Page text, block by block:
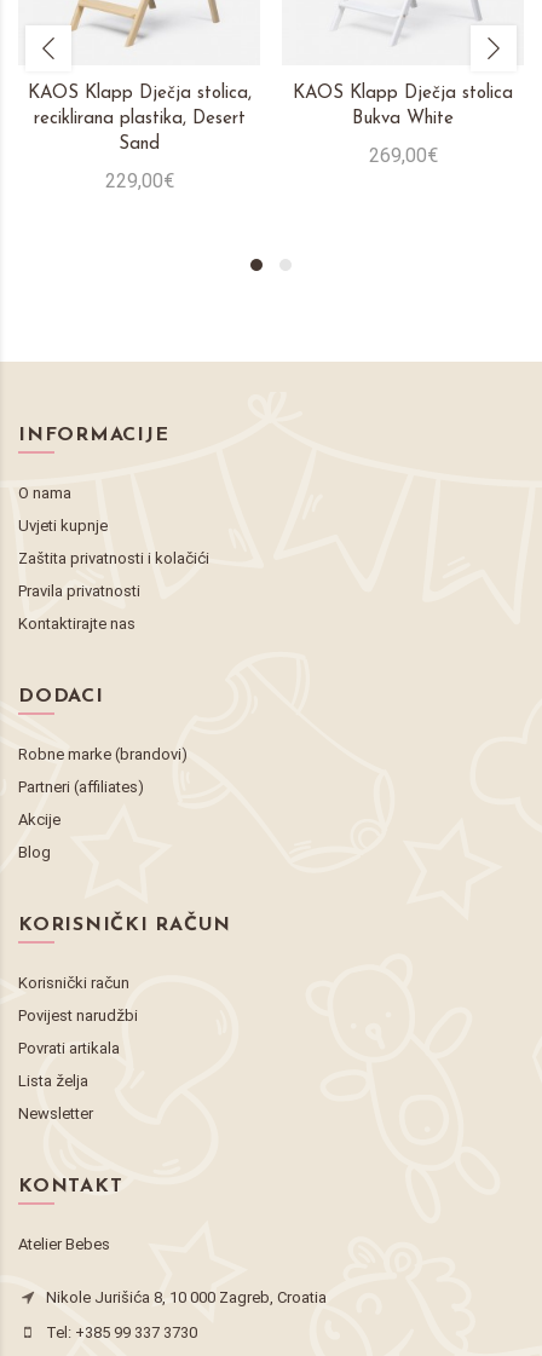
KAOS Klapp Dječja stolica,
reciklirana plastika, Desert
Sand
229,00€
KAOS Klapp Dječja stolica
Bukva White
269,00€
INFORMACIJE
O nama
Uvjeti kupnje
Zaštita privatnosti i kolačići
Pravila privatnosti
Kontaktirajte nas
DODACI
Robne marke (brandovi)
Partneri (affiliates)
Akcije
Blog
KORISNIČKI RAČUN
Korisnički račun
Povijest narudžbi
Povrati artikala
Lista želja
Newsletter
KONTAKT
Atelier Bebes
Nikole Jurišića 8, 10 000 Zagreb, Croatia
Tel: +385 99 337 3730